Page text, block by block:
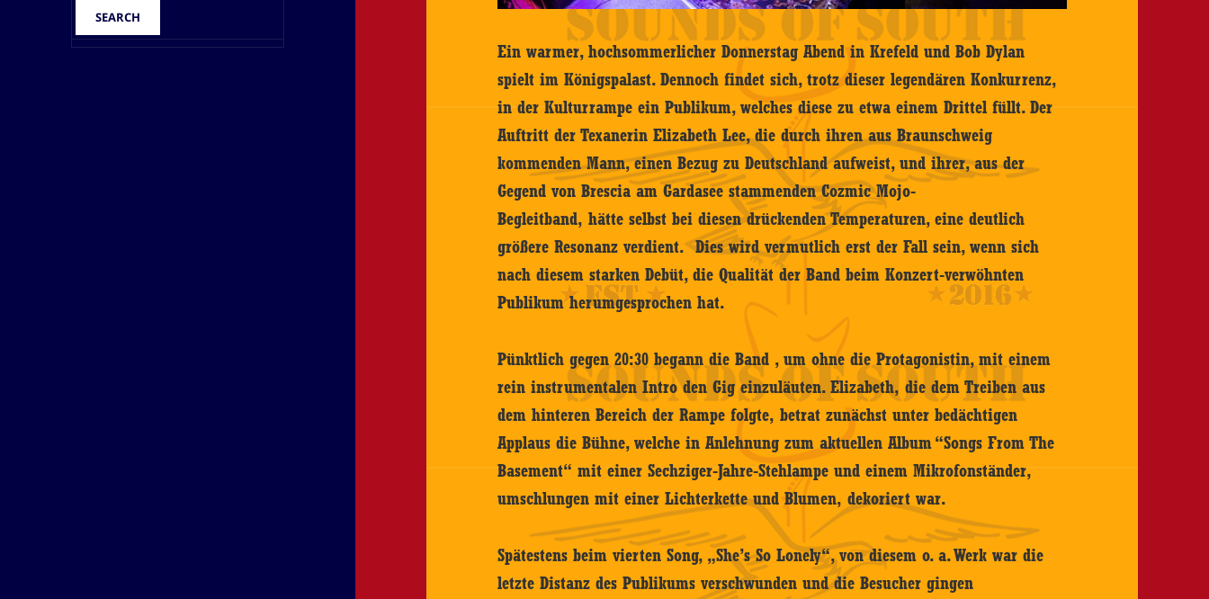
Ein warmer, hochsommerlicher Donnerstag Abend in Krefeld und Bob Dylan
spielt im Königspalast. Dennoch findet sich, trotz dieser legendären Konkurrenz,
in der Kulturrampe ein Publikum, welches diese zu etwa einem Drittel füllt. Der
Auftritt der Texanerin Elizabeth Lee, die durch ihren aus Braunschweig
kommenden Mann, einen Bezug zu Deutschland aufweist, und ihrer, aus der
Gegend von Brescia am Gardasee stammenden Cozmic Mojo-
Begleitband, hätte selbst bei diesen drückenden Temperaturen, eine deutlich
größere Resonanz verdient. Dies wird vermutlich erst der Fall sein, wenn sich
nach diesem starken Debüt, die Qualität der Band beim Konzert-verwöhnten
Publikum herumgesprochen hat.
Pünktlich gegen 20:30 begann die Band , um ohne die Protagonistin, mit einem
rein instrumentalen Intro den Gig einzuläuten. Elizabeth, die dem Treiben aus
dem hinteren Bereich der Rampe folgte, betrat zunächst unter bedächtigen
Applaus die Bühne, welche in Anlehnung zum aktuellen Album “Songs From The
Basement“ mit einer Sechziger-Jahre-Stehlampe und einem Mikrofonständer,
umschlungen mit einer Lichterkette und Blumen, dekoriert war.
Spätestens beim vierten Song, „She’s So Lonely“, von diesem o. a. Werk war die
letzte Distanz des Publikums verschwunden und die Besucher gingen